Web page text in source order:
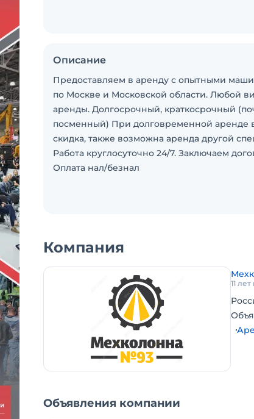
Описание
Предоставляем в аренду с опытными
по Москве и Московской области. Любой
аренды. Долгосрочный, краткосрочный
посменный) При долговременной аренде
скидка, также возможна аренда другой
Работа круглосуточно 24/7. Заключаем
Оплата нал/безнал
Компания
11
Объявления компании